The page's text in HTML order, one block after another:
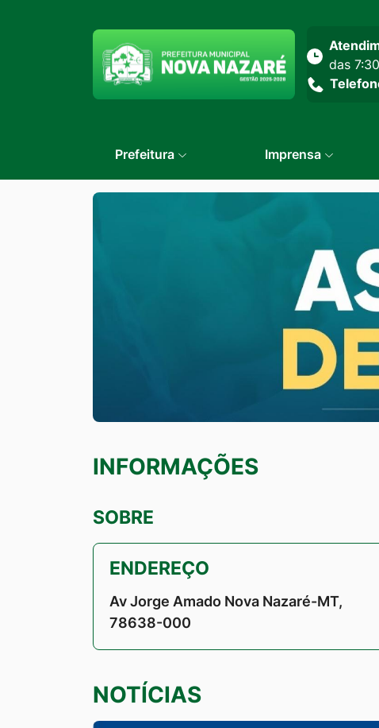
das
Prefeitura Imprensa
INFORMAÇÕES
SOBRE
ENDEREÇO
Av Jorge Amado Nova Nazaré-MT,
78638-000
NOTÍCIAS